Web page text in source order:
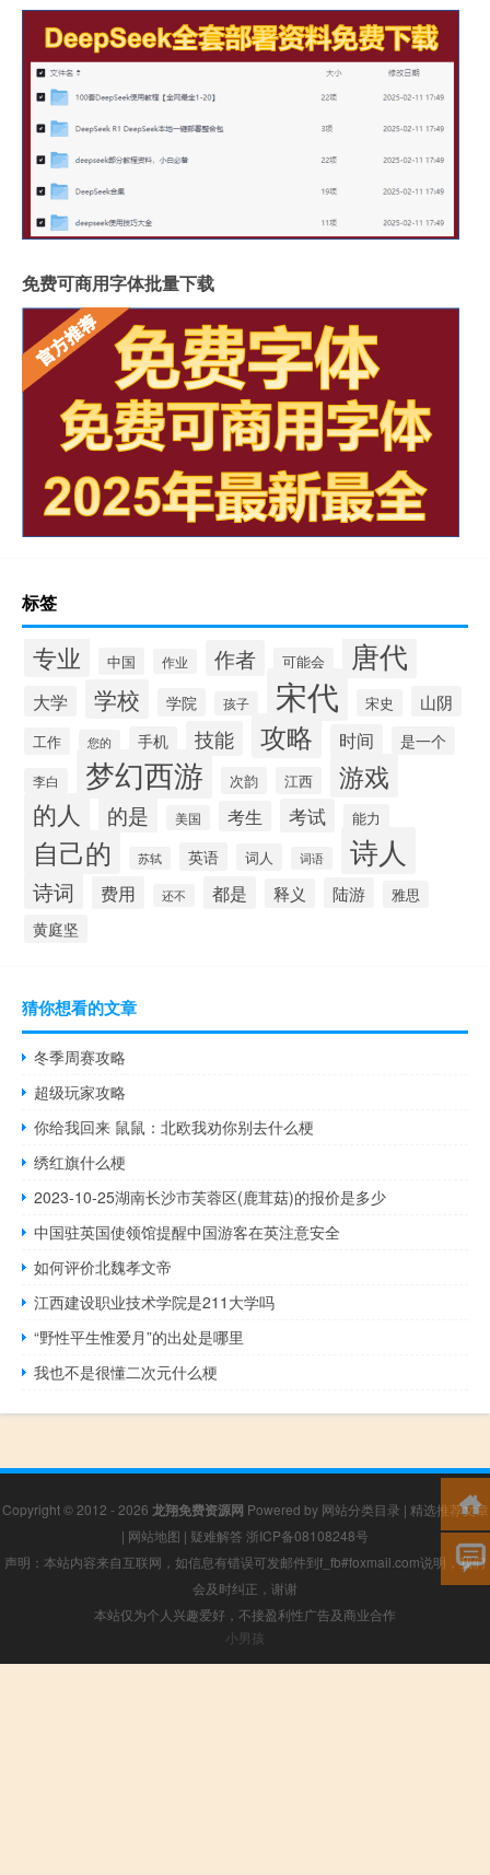
免费可商用字体批量下载
标签
专业 中国 作业 作者 可能会 唐代
大学 学校 学院 孩子 宋代 宋史 山阴
工作 您的 手机 技能 攻略 时间 是一个
李白 梦幻西游 次韵 江西 游戏
的人 的是 美国 考生 考试 能力
自己的 苏轼 英语 词人 词语 诗人
诗词 费用 还不 都是 释义 陆游 雅思
黄庭坚
猜你想看的文章
冬季周赛攻略
超级玩家攻略
你给我回来 鼠鼠：北欧我劝你别去什么梗
绣红旗什么梗
2023-10-25湖南长沙市芙蓉区(鹿茸菇)的报价是多少
中国驻英国使领馆提醒中国游客在英注意安全
如何评价北魏孝文帝
江西建设职业技术学院是211大学吗
“野性平生惟爱月”的出处是哪里
我也不是很懂二次元什么梗
Copyright © 2012 - 2026 龙翔免费资源网 Powered by 网站分类目录 | 精选推荐文章
| 网站地图 | 疑难解答 浙ICP备08108248号
声明：本站内容来自互联网，如信息有错误可发邮件到f_fb#foxmail.com说明，我们
会及时纠正，谢谢
本站仅为个人兴趣爱好，不接盈利性广告及商业合作
小男孩